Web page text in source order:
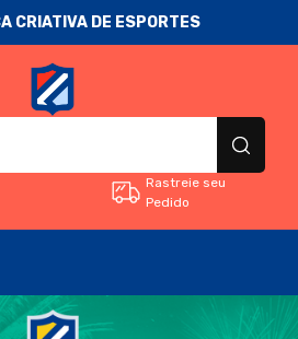
CRIATIVA DE ESPORTES
Fanática Sport Nation -
Rastreie seu
Pedido